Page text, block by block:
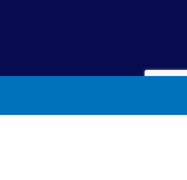
enfermería nefrológica convencida de